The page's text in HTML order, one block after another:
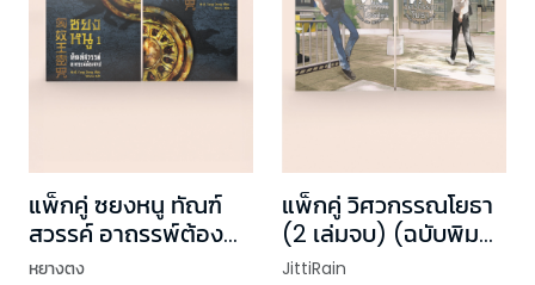
แพ็กคู่ ซยงหนู ทัณฑ์
สวรรค์ อาถรรพ์ต้อง
สาป (2 เล่มจบ)
หยางตง
แพ็กคู่ วิศวกรรณโยธา
(2 เล่มจบ) (ฉบับพิมพ์
ใหม่)
JittiRain